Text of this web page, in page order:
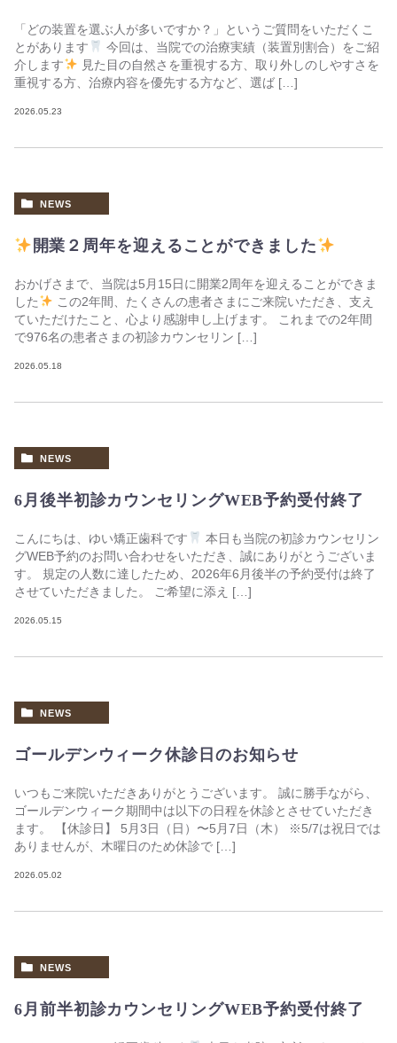
「どの装置を選ぶ人が多いですか？」というご質問をいただくこ
とがあります
今回は、当院での治療実績（装置別割合）をご紹
介します
見た目の自然さを重視する方、取り外しのしやすさを
重視する方、治療内容を優先する方など、選ば […]
2026.05.23
NEWS
開業２周年を迎えることができました
おかげさまで、当院は5月15日に開業2周年を迎えることができま
した
この2年間、たくさんの患者さまにご来院いただき、支え
ていただけたこと、心より感謝申し上げます。 これまでの2年間
で976名の患者さまの初診カウンセリン […]
2026.05.18
NEWS
6月後半初診カウンセリングWEB予約受付終了
こんにちは、ゆい矯正歯科です
本日も当院の初診カウンセリン
グWEB予約のお問い合わせをいただき、誠にありがとうございま
す。 規定の人数に達したため、2026年6月後半の予約受付は終了
させていただきました。 ご希望に添え […]
2026.05.15
NEWS
ゴールデンウィーク休診日のお知らせ
いつもご来院いただきありがとうございます。 誠に勝手ながら、
ゴールデンウィーク期間中は以下の日程を休診とさせていただき
ます。 【休診日】 5月3日（日）〜5月7日（木） ※5/7は祝日では
ありませんが、木曜日のため休診で […]
2026.05.02
NEWS
6月前半初診カウンセリングWEB予約受付終了